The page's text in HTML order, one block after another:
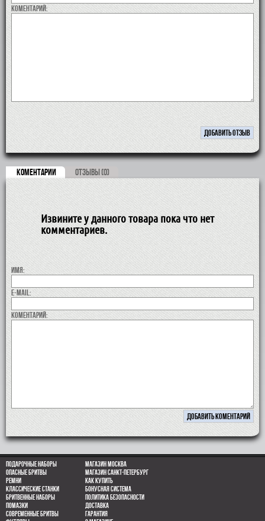
коментарий:
КОМЕНТАРИИ ОТЗЫВЫ (0)
Извините у данного товара пока что нет
комментариев.
Имя:
E-MAIL:
коментарий:
Подарочные наборы
Опасные бритвы
Ремни
Классические станки
Бритвенные наборы
Помазки
Современные бритвы
Магазин Москва
Магазин Санкт-Петербург
Как купить
Бонусная система
Политика безопасности
Доставка
Гарантия